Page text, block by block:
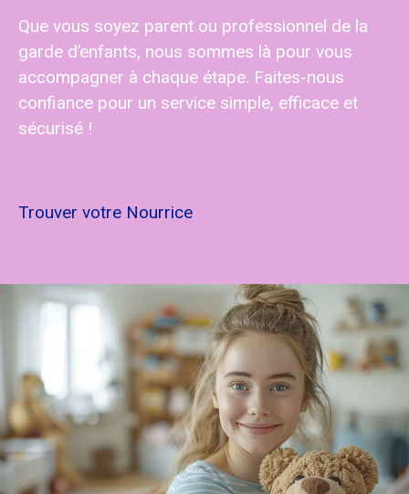
Que vous soyez parent ou professionnel de la
garde d’enfants, nous sommes là pour vous
accompagner à chaque étape. Faites-nous
confiance pour un service simple, efficace et
sécurisé !
Trouver votre Nourrice